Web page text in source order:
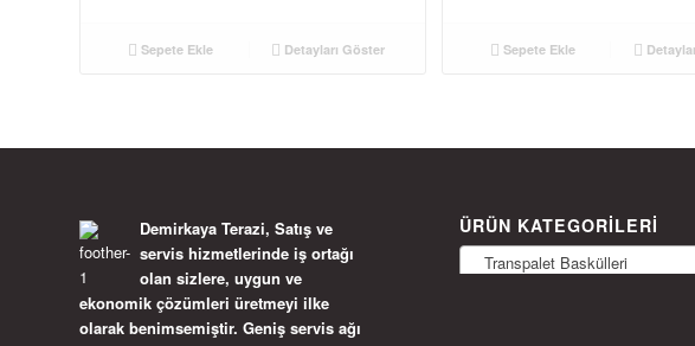
Sepete Ekle Detayları Göster Sepete Ekle
Demirkaya Terazi, Satış ve
servis hizmetlerinde iş ortağı
olan sizlere, uygun ve
ekonomik çözümleri üretmeyi ilke
olarak benimsemiştir. Geniş servis ağı
ÜRÜN KATEGORILERI
Transpalet Baskülleri